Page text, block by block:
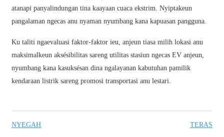
मराठी
ಕನ್ನಡ
ગુજરાતી
ଓଡ଼ିଆ
atanapi panyalindungan tina kaayaan cuaca ekstrim. Nyiptakeun
pangalaman ngecas anu nyaman nyumbang kana kapuasan pangguna.
Ku taliti ngaevaluasi faktor-faktor ieu, anjeun tiasa milih lokasi anu
maksimalkeun aksésibilitas sareng utilitas stasiun ngecas EV anjeun,
nyumbang kana kasuksésan dina ngalayanan kabutuhan pamilik
kendaraan listrik sareng promosi transportasi anu lestari.
NYEGAH TERAS